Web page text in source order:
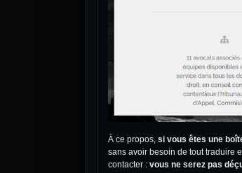
À ce propos, si vous êtes une
sans avoir besoin de tout traduire
contacter : vous ne serez pas